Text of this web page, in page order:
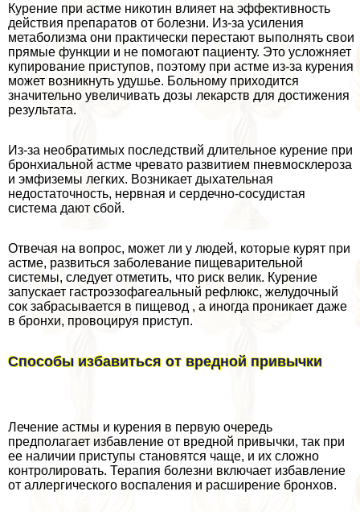
Курение при астме никотин влияет на эффективность
действия препаратов от болезни. Из-за усиления
метаболизма они пpaктически перестают выполнять свои
прямые функции и не помогают пациенту. Это усложняет
купирование приступов, поэтому при астме из-за курения
может возникнуть удушье. Больному приходится
значительно увеличивать дозы лекарств для достижения
результата.
Из-за необратимых последствий длительное курение при
бронхиальной астме чревато развитием пневмосклероза
и эмфиземы легких. Возникает дыхательная
недостаточность, нервная и сердечно-сосудистая
система дают сбой.
Отвечая на вопрос, может ли у людей, которые курят при
астме, развиться заболевание пищеварительной
системы, следует отметить, что риск велик. Курение
запускает гастроэзофагеальный рефлюкс, желудочный
сок забрасывается в пищевод , а иногда проникает даже
в бронхи, провоцируя приступ.
Способы избавиться от вредной привычки
Лечение астмы и курения в первую очередь
предполагает избавление от вредной привычки, так при
ее наличии приступы становятся чаще, и их сложно
контролировать. Терапия болезни включает избавление
от аллергического воспаления и расширение бронхов.